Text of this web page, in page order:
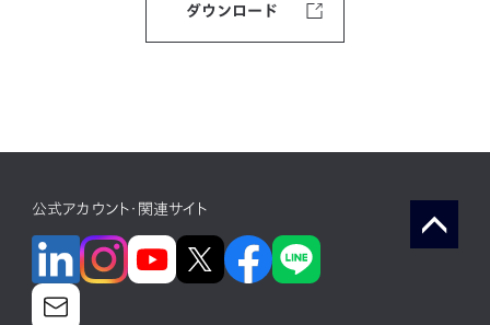
ダウンロード
公式アカウント・関連サイト